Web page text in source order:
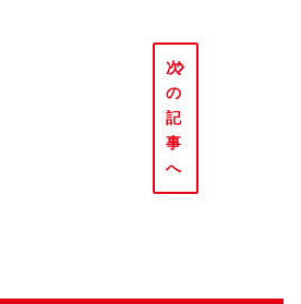
次
の
記
事
へ